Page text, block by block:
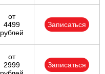
от
4499
рублей
Записаться
от
2999
Записаться